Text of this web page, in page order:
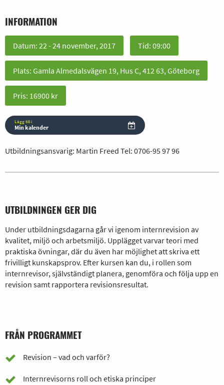
INFORMATION
Datum: 22 - 24 november, 2017 Tid: 09:00
Plats: Gamla Almedalsvägen 19, Hus C, 412 63, Göteborg
Pris: 16900 kr
Lägg till i
Min kalender
Utbildningsansvarig: Martin Freed Tel: 0706-95 97 96
UTBILDNINGEN GER DIG
Under utbildningsdagarna går vi igenom internrevision av
kvalitet, miljö och arbetsmiljö. Upplägget varvar teori med
praktiska övningar, där du även har möjlighet att skriva ett
frivilligt kunskapsprov. Efter kursen kan du, i rollen som
internrevisor, självständigt planera, genomföra och följa upp en
revision samt rapportera revisionsresultat.
FRÅN PROGRAMMET
Revision – vad och varför?
Internrevisorns roll och etiska principer